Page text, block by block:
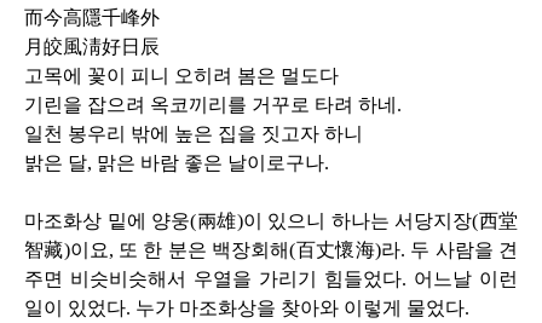
而今高隱千峰外
月皎風淸好日辰
고목에 꽃이 피니 오히려 봄은 멀도다
기린을 잡으려 옥코끼리를 거꾸로 타려 하네 .
일천 봉우리 밖에 높은 집을 짓고자 하니
밝은 달, 맑은 바람 좋은 날이로구나.
마조화상 밑에 양웅(兩雄)이 있으니 하나는 서당지장(西堂
智藏)이요, 또 한 분은 백장회해(百丈懷海)라. 두 사람을 견
주면 비슷비슷해서 우열을 가리기 힘들었다. 어느날 이런
일이 있었다. 누가 마조화상을 찾아와 이렇게 물었다.